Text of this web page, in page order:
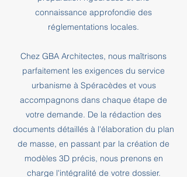
connaissance approfondie des
réglementations locales.
Chez GBA Architectes, nous maîtrisons
parfaitement les exigences du service
urbanisme à Spéracèdes et vous
accompagnons dans chaque étape de
votre demande. De la rédaction des
documents détaillés à l'élaboration du plan
de masse, en passant par la création de
modèles 3D précis, nous prenons en
charge l'intégralité de votre dossier.